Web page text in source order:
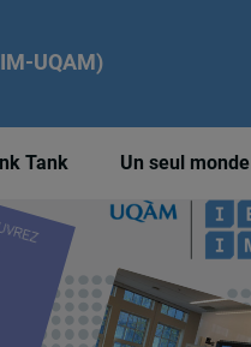
UQAM)
Tank Un seul monde